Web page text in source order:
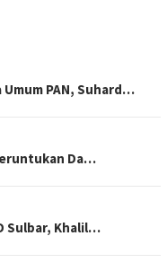
PAN, Suhard…
Da…
Sulbar, Khalil…